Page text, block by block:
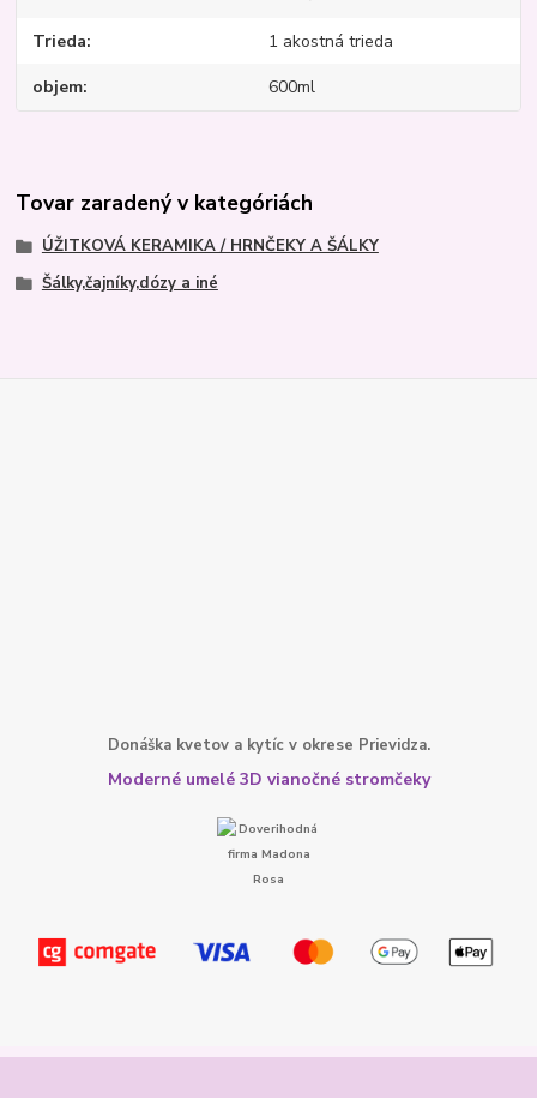
Trieda 1 akostná trieda
objem 600ml
Tovar zaradený v kategóriách
ÚŽITKOVÁ KERAMIKA / HRNČEKY A ŠÁLKY
Šálky,čajníky,dózy a iné
Donáška kvetov a kytíc v okrese Prievidza.
Moderné umelé 3D vianočné stromčeky